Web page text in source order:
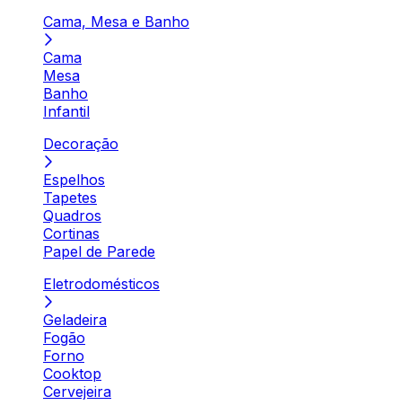
Cama, Mesa e Banho
Cama
Mesa
Banho
Infantil
Decoração
Espelhos
Tapetes
Quadros
Cortinas
Papel de Parede
Eletrodomésticos
Geladeira
Fogão
Forno
Cooktop
Cervejeira